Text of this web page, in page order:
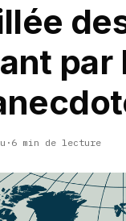
par
· 6 min de lecture